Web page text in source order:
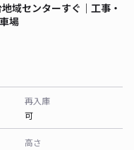
域センターすぐ｜工事・
場
再入庫
可
高さ